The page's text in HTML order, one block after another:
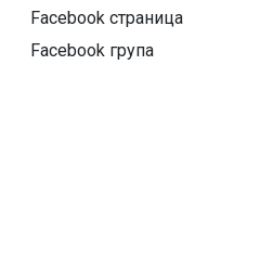
Facebook страница
Facebook група